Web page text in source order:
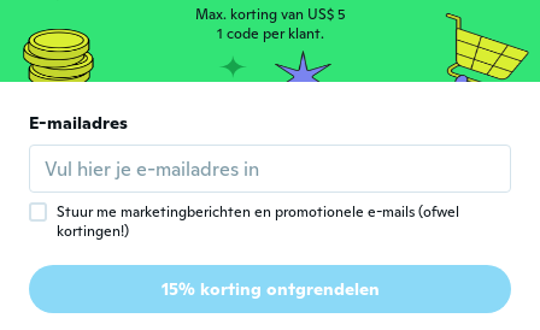
Lid geworden van 2019 beoordelingen
ongeveer 6 jaar geleden
Lid geworden van 2020
Absolument magnifique!
ongeveer 6 jaar geleden
Leah
Lid geworden van 2019 · 7 beoordelingen · 1 uploads
Sturdy and just like the picture
ongeveer 6 jaar geleden
Max. korting van US$ 5
1 code per klant.
E-mailadres
Stuur me marketingberichten en promotionele e-mails (ofwel
kortingen!)
15% korting ontgrendelen